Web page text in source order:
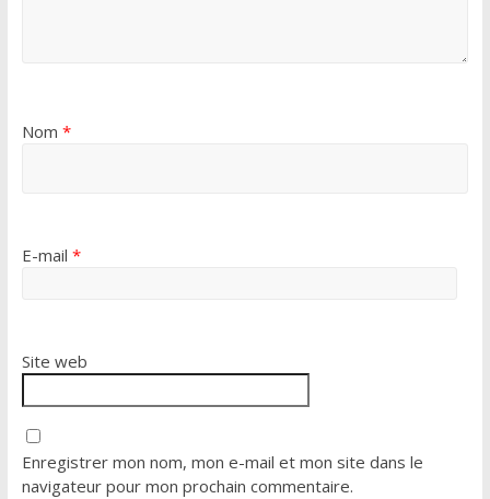
Nom *
E-mail *
Site web
Enregistrer mon nom, mon e-mail et mon site dans le
navigateur pour mon prochain commentaire.